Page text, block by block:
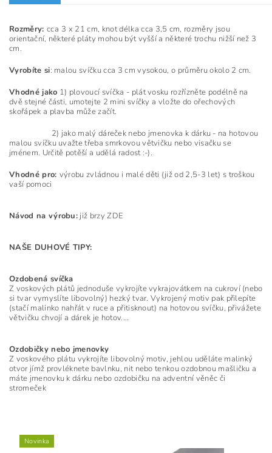
Rozměry: cca 3 x 21 cm, knot délka cca 3,5 cm, rozměry jsou
orientační, některé pláty mohou být vyšší a některé trochu nižší než 3
cm.
Vyrobíte si: malou svíčku cca 3 cm vysokou, o průměru okolo 2 cm.
Vhodné jako 1) plovoucí svíčka - plát vosku rozřízněte podélně na
dvě stejné části, umotejte 2 mini svíčky a vložte do ořechových
skořápek a plavba může začít.
2) jako malý dáreček nebo jmenovka k dárku - na hotovou
malou svíčku uvažte třeba smrkovou větvičku nebo visačku se
jménem. Určitě potěší a udělá radost :-).
Vhodné pro: výrobu zvládnou i malé děti (již od 2,5-3 let) s troškou
vaší pomoci
Návod na výrobu: již brzy ZDE
NAŠE DUHOVÉ TIPY:
Ozdobená svíčka
Z voskových plátů jednoduše vykrojíte vykrajovátkem na cukroví (nebo
si tvar vymyslíte libovolný) hezký tvar. Vykrojený motiv pak přilepíte
(stačí malinko nahřát v ruce a přitisknout) na hotovou svíčku, přivážete
větvičku chvojí a dárek je hotov....
Ozdobičky nebo jmenovky
Z voskového plátu vykrojíte libovolný motiv, jehlou uděláte malinký
otvor jímž provléknete bavlnku, nit nebo tenkou ozdobnou mašličku a
máte jmenovku k dárku nebo ozdobičku na adventní věněc či
stromeček
Novinka